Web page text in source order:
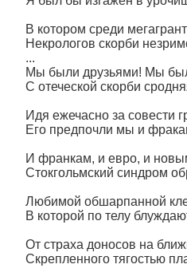
В котором среди
Некрологов скорби
...
Мы были друзьями! Мы
С отеческой скорби
Идя ежечасно за совести
Его предпочли мы и
И франкам, и евро, и
Стокгольмский синдром
Любимой обшарпанной
В которой по телу
От страха доносов на
Скрепленного тягостью